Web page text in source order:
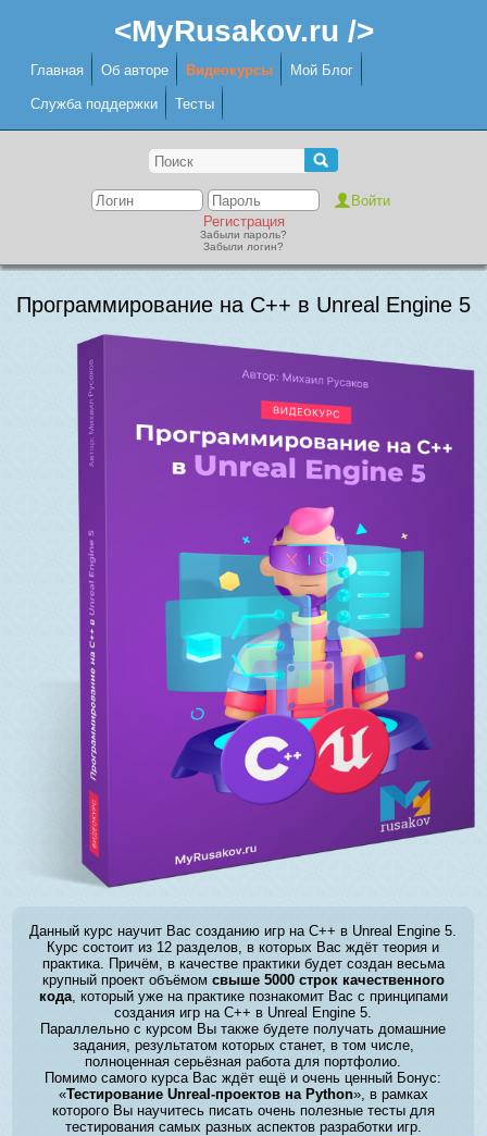
<MyRusakov.ru />
Главная Об авторе Видеокурсы Мой Блог
Служба поддержки Тесты
Регистрация
Забыли пароль?
Забыли логин?
Программирование на C++ в Unreal Engine 5
Данный курс научит Вас созданию игр на C++ в Unreal Engine 5.
Курс состоит из 12 разделов, в которых Вас ждёт теория и
практика. Причём, в качестве практики будет создан весьма
крупный проект объёмом свыше 5000 строк качественного
кода, который уже на практике познакомит Вас с принципами
создания игр на C++ в Unreal Engine 5.
Параллельно с курсом Вы также будете получать домашние
задания, результатом которых станет, в том числе,
полноценная серьёзная работа для портфолио.
Помимо самого курса Вас ждёт ещё и очень ценный Бонус:
«Тестирование Unreal-проектов на Python», в рамках
которого Вы научитесь писать очень полезные тесты для
тестирования самых разных аспектов разработки игр.